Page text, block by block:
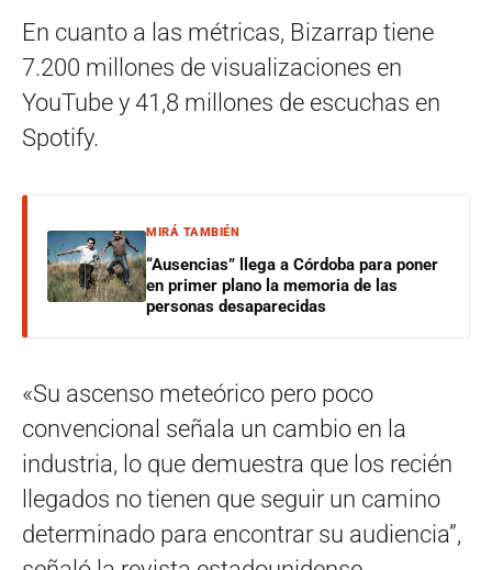
En cuanto a las métricas, Bizarrap tiene
7.200 millones de visualizaciones en
YouTube y 41,8 millones de escuchas en
Spotify.
MIRÁ TAMBIÉN
“Ausencias” llega a Córdoba para poner
en primer plano la memoria de las
personas desaparecidas
«Su ascenso meteórico pero poco
convencional señala un cambio en la
industria, lo que demuestra que los recién
llegados no tienen que seguir un camino
determinado para encontrar su audiencia”,